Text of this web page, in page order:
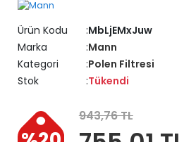
Ürün Kodu
MbLjEMxJuw
Marka
Mann
Kategori
Polen Filtresi
Stok
Tükendi
943,76 TL